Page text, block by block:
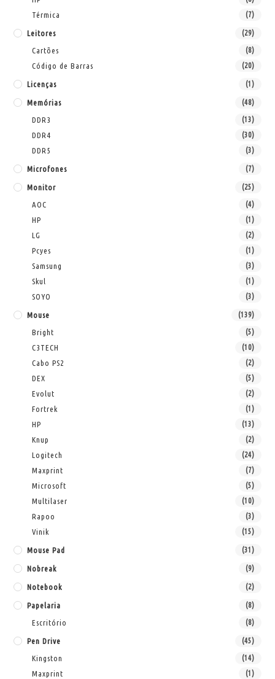
Térmica (7)
Leitores (29)
Cartões (8)
Código de Barras (20)
Licenças (1)
Memórias (48)
DDR3 (13)
DDR4 (30)
DDR5 (3)
Microfones (7)
Monitor (25)
AOC (4)
HP (1)
LG (2)
Pcyes (1)
Samsung (3)
Skul (1)
SOYO (3)
Mouse (139)
Bright (5)
C3TECH (10)
Cabo PS2 (2)
DEX (5)
Evolut (2)
Fortrek (1)
HP (13)
Knup (2)
Logitech (24)
Maxprint (7)
Microsoft (5)
Multilaser (10)
Rapoo (3)
Vinik (15)
Mouse Pad (31)
Nobreak (9)
Notebook (2)
Papelaria (8)
Escritório (8)
Pen Drive (45)
Kingston (14)
Maxprint (1)